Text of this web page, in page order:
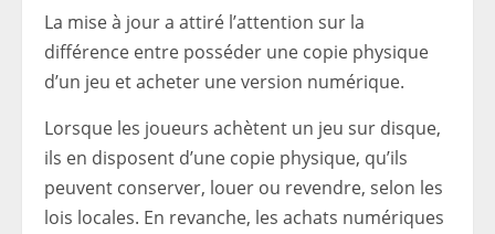
La mise à jour a attiré l’attention sur la
différence entre posséder une copie physique
d’un jeu et acheter une version numérique.
Lorsque les joueurs achètent un jeu sur disque,
ils en disposent d’une copie physique, qu’ils
peuvent conserver, louer ou revendre, selon les
lois locales. En revanche, les achats numériques